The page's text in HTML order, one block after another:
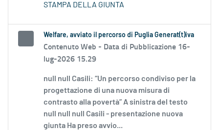
STAMPA DELLA GIUNTA
Welfare, avviato il percorso di Puglia Generat(t)iva
Contenuto Web - Data di Pubblicazione 16-
lug-2026 15.29
null null Casili: “Un percorso condiviso per la
progettazione di una nuova misura di
contrasto alla povertà” A sinistra del testo
null null null Casili - presentazione nuova
giunta Ha preso avvio...